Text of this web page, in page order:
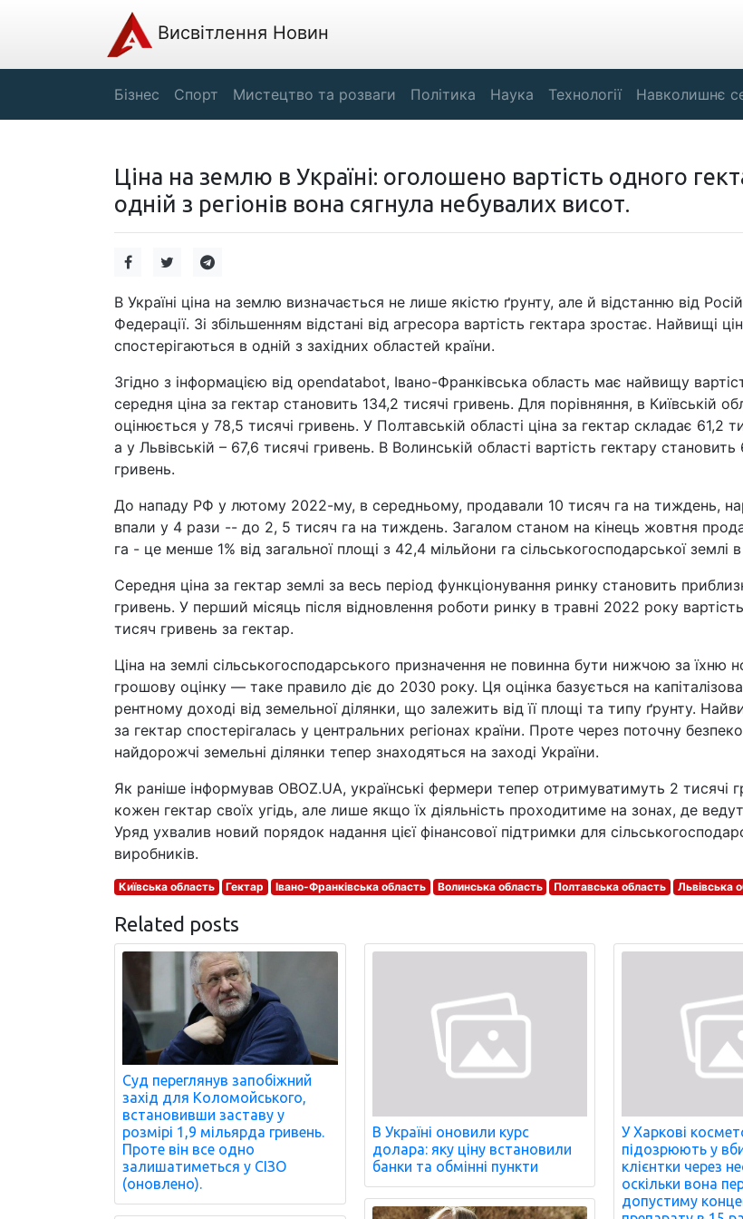
Висвітлення Новин
Бізнес Спорт Мистецтво та розваги Політика Наука Технології Навколишнє
Ціна на землю в Україні: оголошено вартість одного
одній з регіонів вона сягнула небувалих висот.
В Україні ціна на землю визначається не лише якістю ґрунту, але й відстанню від
Федерації. Зі збільшенням відстані від агресора вартість гектара зростає. Найвищі
спостерігаються в одній з західних областей країни.
Згідно з інформацією від opendatabot, Івано-Франківська область має найвищу
середня ціна за гектар становить 134,2 тисячі гривень. Для порівняння, в Київській
оцінюється у 78,5 тисячі гривень. У Полтавській області ціна за гектар складає 61,2
а у Львівській – 67,6 тисячі гривень. В Волинській області вартість гектару становить
гривень.
До нападу РФ у лютому 2022-му, в середньому, продавали 10 тисяч га на тиждень,
впали у 4 рази -- до 2, 5 тисяч га на тиждень. Загалом станом на кінець жовтня
га - це менше 1% від загальної площі з 42,4 мільйони га сільськогосподарської землі в
Середня ціна за гектар землі за весь період функціонування ринку становить
гривень. У перший місяць після відновлення роботи ринку в травні 2022 року
тисяч гривень за гектар.
Ціна на землі сільськогосподарського призначення не повинна бути нижчою за їхню
грошову оцінку — таке правило діє до 2030 року. Ця оцінка базується на
рентному доході від земельної ділянки, що залежить від її площі та типу ґрунту.
за гектар спостерігалась у центральних регіонах країни. Проте через поточну
найдорожчі земельні ділянки тепер знаходяться на заході України.
Як раніше інформував OBOZ.UA, українські фермери тепер отримуватимуть 2 тисячі
кожен гектар своїх угідь, але лише якщо їх діяльність проходитиме на зонах, де
Уряд ухвалив новий порядок надання цієї фінансової підтримки для
виробників.
Київська область Гектар Івано-Франківська область Волинська область Полтавська область Львівська
Related posts
Суд переглянув запобіжний
захід для Коломойського,
встановивши заставу у
розмірі 1,9 мільярда гривень.
Проте він все одно
залишатиметься у СІЗО
(оновлено).
В Україні оновили курс
долара: яку ціну встановили
банки та обмінні пункти
У Харкові
підозрюють у
клієнтки через
оскільки вона
допустиму